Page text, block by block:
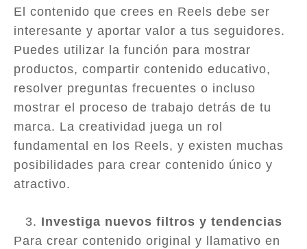
El contenido que crees en Reels debe ser
interesante y aportar valor a tus seguidores.
Puedes utilizar la función para mostrar
productos, compartir contenido educativo,
resolver preguntas frecuentes o incluso
mostrar el proceso de trabajo detrás de tu
marca. La creatividad juega un rol
fundamental en los Reels, y existen muchas
posibilidades para crear contenido único y
atractivo.
Investiga nuevos filtros y tendencias
Para crear contenido original y llamativo en